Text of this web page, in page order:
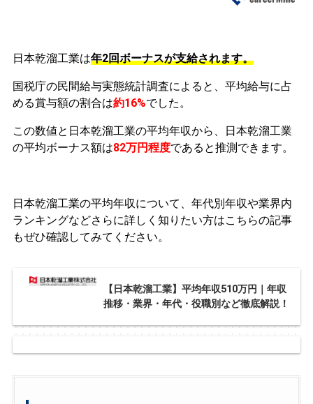
日本乾溜工業は年2回ボーナスが支給されます。
国税庁の民間給与実態統計調査によると、平均給与に占
める賞与額の割合は約16%でした。
この数値と日本乾溜工業の平均年収から、日本乾溜工業
の平均ボーナス額は82万円程度であると推測できます。
日本乾溜工業の平均年収について、年代別年収や業界内
ランキングなどさらに詳しく知りたい方はこちらの記事
もぜひ確認してみてください。
【日本乾溜工業】平均年収510万円｜年収
推移・業界・年代・役職別など徹底解説！